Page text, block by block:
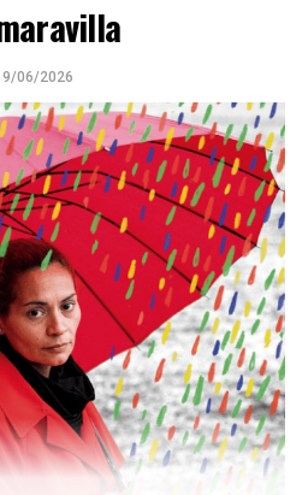
con doble tapa, que
chamuyo, a remarla.
PDF
06/2026